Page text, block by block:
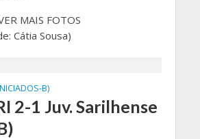
MAIS FOTOS
Cátia Sousa)
B)
2-1 Juv. Sarilhense